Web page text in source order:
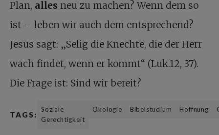
Plan, alles neu zu machen? Wenn dem so
ist – leben wir auch dem entsprechend?
Jesus sagt: „Selig die Knechte, die der Herr
wach findet, wenn er kommt“ (Luk.12, 37).
Die Frage ist: Sind wir bereit?
TAGS:
Soziale
Gerechtigkeit
Ökologie Bibelstudium Hoffnung